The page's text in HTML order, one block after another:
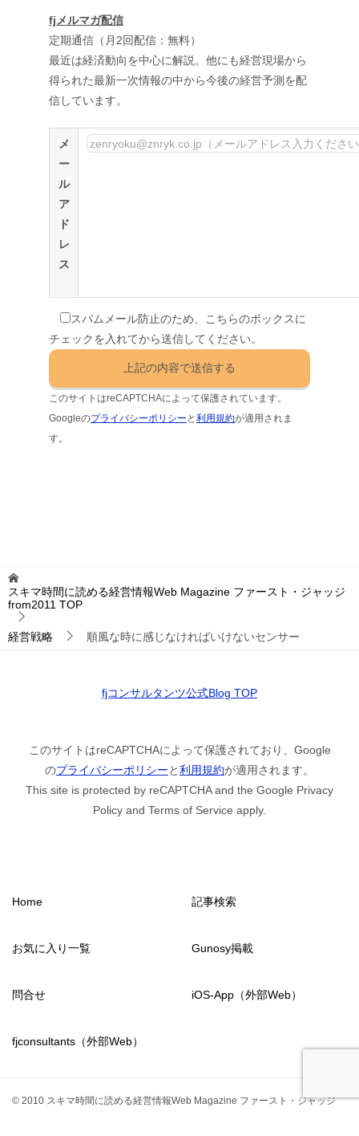
fjメルマガ配信
定期通信（月2回配信：無料）
最近は経済動向を中心に解説。他にも経営現場から
得られた最新一次情報の中から今後の経営予測を配
信しています。
メ
ー
ル
ア
ド
レ
ス
スパムメール防止のため、こちらのボックスに
チェックを入れてから送信してください。
このサイトはreCAPTCHAによって保護されています。
Googleのプライバシーポリシー と利用規約が適用されま
す。
スキマ時間に読める経営情報Web Magazine ファースト・ジャッジ
from2011 TOP
経営戦略 順風な時に感じなければいけないセンサー
fjコンサルタンツ公式Blog TOP
このサイトはreCAPTCHAによって保護されており、Google
のプライバシーポリシーと利用規約が適用されます。
This site is protected by reCAPTCHA and the Google Privacy
Policy and Terms of Service apply.
Home 記事検索
お気に入り一覧 Gunosy掲載
問合せ iOS-App（外部Web）
fjconsultants（外部Web）
© 2010 スキマ時間に読める経営情報Web Magazine ファースト・ジャッジ